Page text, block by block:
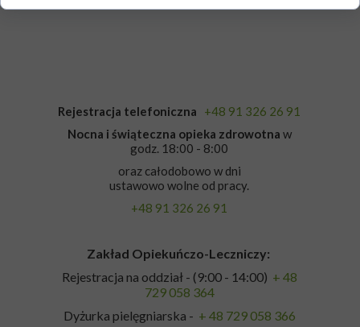
Rejestracja telefoniczna +48 91 326 26 91
Nocna i świąteczna opieka zdrowotna w
godz. 18:00 - 8:00
oraz całodobowo w dni
ustawowo wolne od pracy.
+48 91 326 26 91
Zakład Opiekuńczo-Leczniczy:
Rejestracja na oddział - (9:00 - 14:00) + 48
729 058 364
Dyżurka pielęgniarska - + 48 729 058 366